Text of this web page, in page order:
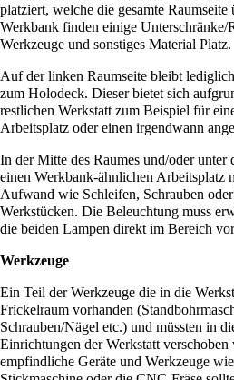
platziert, welche die gesamte Raumseite
Werkbank finden einige
Werkzeuge und sonstiges Material Platz.
Auf der linken Raumseite bleibt
zum Holodeck. Dieser bietet sich
restlichen Werkstatt zum Beispiel für
Arbeitsplatz oder einen irgendwann
In der Mitte des Raumes und/oder unter
einen Werkbank-ähnlichen Arbeitsplatz
Aufwand wie Schleifen, Schrauben
Werkstücken. Die Beleuchtung muss
die beiden Lampen direkt im Bereich
Werkzeuge
Ein Teil der Werkzeuge die in die
Frickelraum vorhanden
Schrauben/Nägel etc.) und müssten in
Einrichtungen der Werkstatt
empfindliche Geräte und Werkzeuge